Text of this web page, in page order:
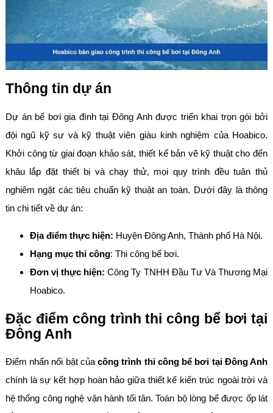
Thông tin dự án
Dự án bể bơi gia đình tại Đông Anh được triển khai trọn gói bởi
đội ngũ kỹ sư và kỹ thuật viên giàu kinh nghiệm của Hoabico.
Khởi công từ giai đoạn khảo sát, thiết kế bản vẽ kỹ thuật cho đến
khâu lắp đặt thiết bị và chạy thử, mọi quy trình đều tuân thủ
nghiêm ngặt các tiêu chuẩn kỹ thuật an toàn. Dưới đây là thông
tin chi tiết về dự án:
Địa điểm thực hiện: Huyện Đông Anh, Thành phố Hà Nội.
Hạng mục thi công: Thi công bể bơi.
Đơn vị thực hiện: Công Ty TNHH Đầu Tư Và Thương Mại
Hoabico.
Đặc điểm công trình thi công bể bơi tại
Đông Anh
Điểm nhấn nổi bật củacông trình thi công bể bơi tại Đông Anh
chính là sự kết hợp hoàn hảo giữa thiết kế kiến trúc ngoài trời và
hệ thống công nghệ vận hành tối tân. Toàn bộ lòng bể được ốp lát